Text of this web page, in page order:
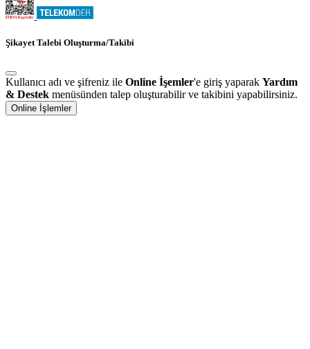
Şikayet Talebi Oluşturma/Takibi
Kullanıcı adı ve şifreniz ile Online İşemler'e giriş yaparak Yardım
& Destek menüsünden talep oluşturabilir ve takibini yapabilirsiniz.
Online İşlemler